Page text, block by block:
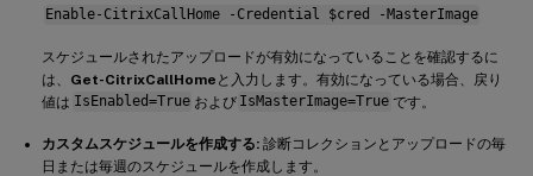
Enable-CitrixCallHome -Credential $cred -MasterImage
スケジュールされたアップロードが有効になっていることを確認するに
は、 Get-CitrixCallHome と入力します。有効になっている場合、戻り
値は IsEnabled=True および IsMasterImage=True です。
カスタムスケジュールを作成する: 診断コレクションとアップロードの毎
日または毎週のスケジュールを作成します。